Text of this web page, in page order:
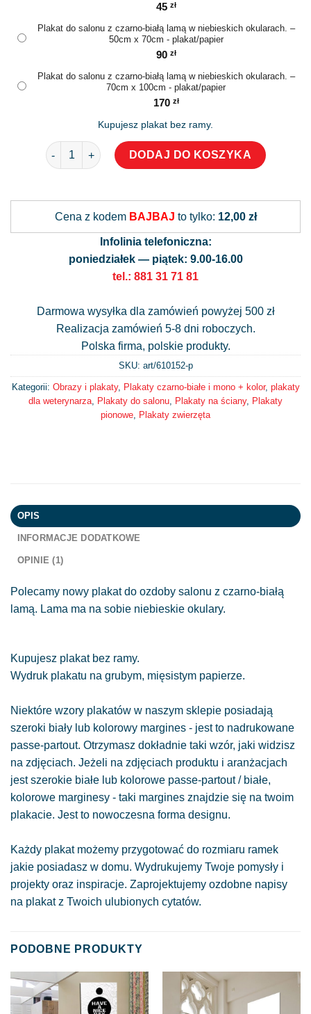
45 zł
Plakat do salonu z czarno-białą lamą w niebieskich okularach. –
50cm x 70cm - plakat/papier
90 zł
Plakat do salonu z czarno-białą lamą w niebieskich okularach. –
70cm x 100cm - plakat/papier
170 zł
Kupujesz plakat bez ramy.
ilość Plakat do salonu z czarno-białą lamą w
DODAJ DO KOSZYKA
Cena z kodem BAJBAJ to tylko: 12,00 zł
Infolinia telefoniczna:
poniedziałek — piątek: 9.00-16.00
tel.: 881 31 71 81
Darmowa wysyłka dla zamówień powyżej 500 zł
Realizacja zamówień 5-8 dni roboczych.
Polska firma, polskie produkty.
SKU: art/610152-p
Kategorii: Obrazy i plakaty, Plakaty czarno-białe i mono + kolor, plakaty
dla weterynarza
Plakaty do salonu Plakaty na ściany, Plakaty
pionowe
Plakaty zwierzęta
OPIS
INFORMACJE DODATKOWE
OPINIE (1)
Polecamy nowy plakat do ozdoby salonu z czarno-białą
lamą. Lama ma na sobie niebieskie okulary.
Kupujesz plakat bez ramy.
Wydruk plakatu na grubym, mięsistym papierze.
Niektóre wzory plakatów w naszym sklepie posiadają
szeroki biały lub kolorowy margines - jest to nadrukowane
passe-partout. Otrzymasz dokładnie taki wzór, jaki widzisz
na zdjęciach. Jeżeli na zdjęciach produktu i aranżacjach
jest szerokie białe lub kolorowe passe-partout / białe,
kolorowe marginesy - taki margines znajdzie się na twoim
plakacie. Jest to nowoczesna forma designu.
Każdy plakat możemy przygotować do rozmiaru ramek
jakie posiadasz w domu. Wydrukujemy Twoje pomysły i
projekty oraz inspiracje. Zaprojektujemy ozdobne napisy
na plakat z Twoich ulubionych cytatów.
PODOBNE PRODUKTY